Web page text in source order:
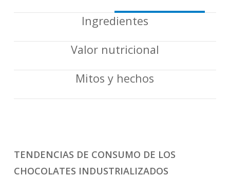
Ingredientes
Valor nutricional
Mitos y hechos
TENDENCIAS DE CONSUMO DE LOS
CHOCOLATES INDUSTRIALIZADOS